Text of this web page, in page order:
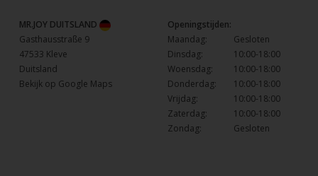
MR.JOY DUITSLAND
Gasthausstraße 9
47533 Kleve
Duitsland
Bekijk op Google Maps
Openingstijden:
Maandag:
Gesloten
Dinsdag:
10:00-18:00
Woensdag:
10:00-18:00
Donderdag:
10:00-18:00
Vrijdag:
10:00-18:00
Zaterdag:
10:00-18:00
Zondag:
Gesloten